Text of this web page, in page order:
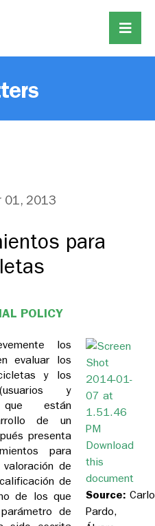
01, 2013
para
POLICY
Download
this
document
Source:
Pardo,
los
evaluar los
y los
y
que están
de un
presenta
para
de
de
de los que
de